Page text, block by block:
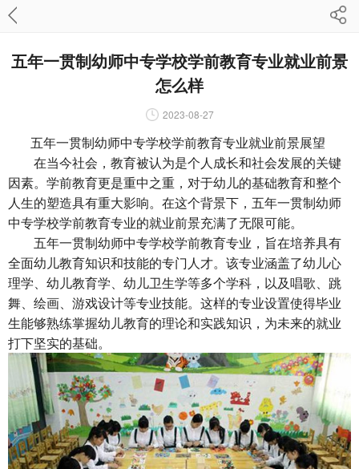
五年一贯制幼师中专学校学前教育专业就业前景
怎么样
2023-08-27
五年一贯制幼师中专学校学前教育专业就业前景展望
在当今社会，教育被认为是个人成长和社会发展的关键
因素。学前教育更是重中之重，对于幼儿的基础教育和整个
人生的塑造具有重大影响。在这个背景下，五年一贯制幼师
中专学校学前教育专业的就业前景充满了无限可能。
五年一贯制幼师中专学校学前教育专业，旨在培养具有
全面幼儿教育知识和技能的专门人才。该专业涵盖了幼儿心
理学、幼儿教育学、幼儿卫生学等多个学科，以及唱歌、跳
舞、绘画、游戏设计等专业技能。这样的专业设置使得毕业
生能够熟练掌握幼儿教育的理论和实践知识，为未来的就业
打下坚实的基础。